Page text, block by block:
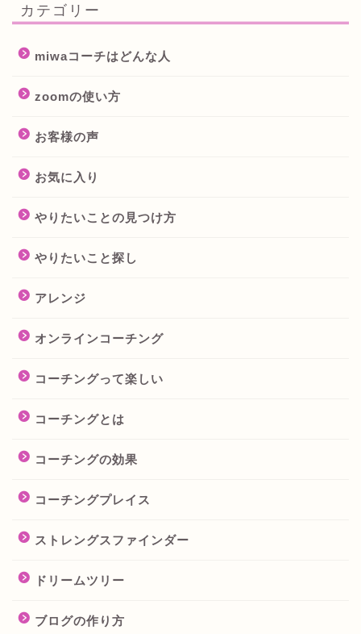
カテゴリー
miwaコーチはどんな人
zoomの使い方
お客様の声
お気に入り
やりたいことの見つけ方
やりたいこと探し
アレンジ
オンラインコーチング
コーチングって楽しい
コーチングとは
コーチングの効果
コーチングプレイス
ストレングスファインダー
ドリームツリー
ブログの作り方